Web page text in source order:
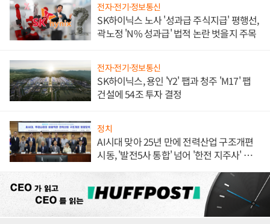
전자·전기·정보통신
SK하이닉스 노사 '성과급 주식지급' 평행선,
곽노정 'N% 성과급' 법적 논란 벗을지 주목
전자·전기·정보통신
SK하이닉스, 용인 'Y2' 팹과 청주 'M17' 팹
건설에 54조 투자 결정
정치
AI시대 맞아 25년 만에 전력산업 구조개편
시동, '발전5사 통합' 넘어 '한전 지주사' 재편